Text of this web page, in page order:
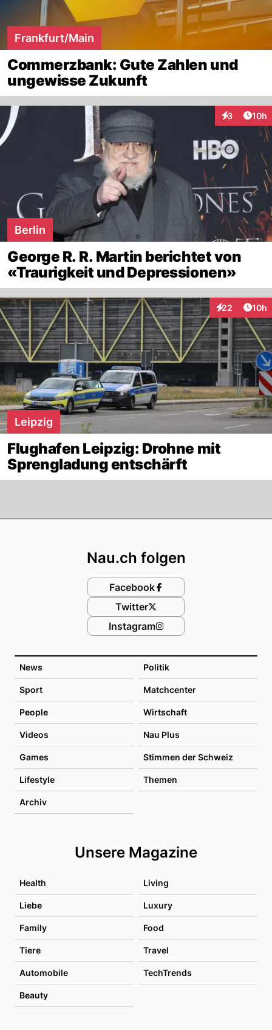
Frankfurt/Main
Commerzbank: Gute Zahlen und
ungewisse Zukunft
3
Interaktionen
10h
Berlin
George R. R. Martin berichtet von
«Traurigkeit und Depressionen»
22
Interaktionen
10h
Leipzig
Flughafen Leipzig: Drohne mit
Sprengladung entschärft
News Politik
Sport Matchcenter
People Wirtschaft
Videos Nau Plus
Games Stimmen der Schweiz
Lifestyle Themen
Archiv
Unsere Magazine
Health Living
Liebe Luxury
Family Food
Tiere Travel
Automobile TechTrends
Beauty
Nau.ch folgen
Facebook
Twitter
Instagram